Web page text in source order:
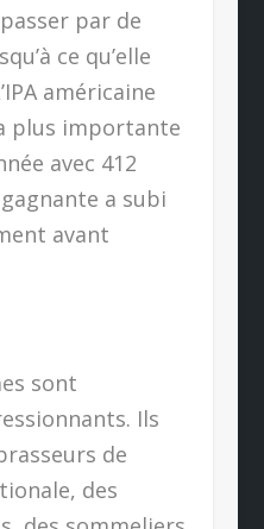
par de
ce qu’elle
américaine
plus importante
avec 412
a subi
avant
sont
Ils
de
des